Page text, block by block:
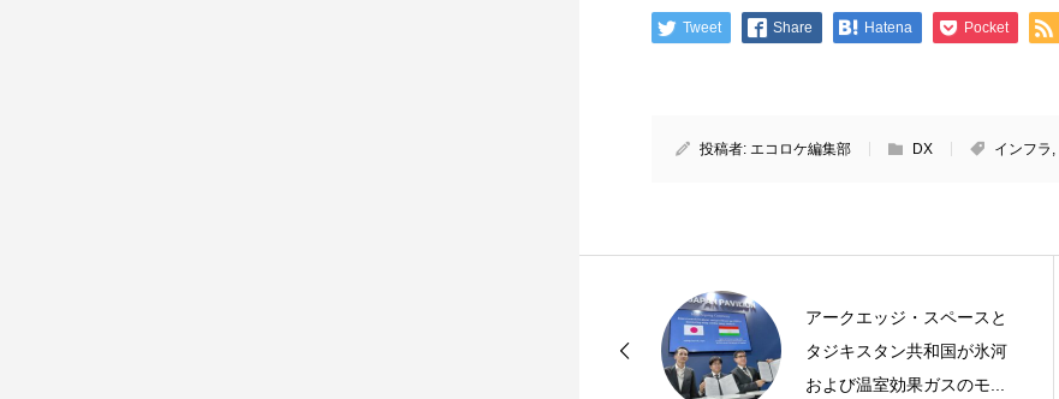
Tweet Share Hatena Pocket
投稿者:エコロケ編集部 DX インフラ ,
アークエッジ・スペースと
タジキスタン共和国が氷河
および温室効果ガスのモ...